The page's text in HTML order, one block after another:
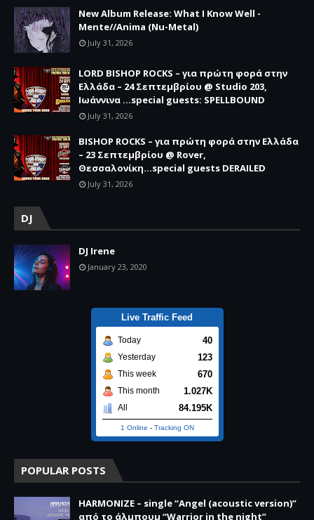
New Album Release: What I Know Well -
Mente//Anima (Nu-Metal)
July 31, 2026
LORD BISHOP ROCKS – για πρώτη φορά στην
Ελλάδα – 24 Σεπτεμβρίου @ Studio 203,
Ιωάννινα …special guests: SPELLBOUND
July 31, 2026
BISHOP ROCKS – για πρώτη φορά στην Ελλάδα
– 23 Σεπτεμβρίου @ Rover,
Θεσσαλονίκη...special guests DERAILED
July 31, 2026
DJ
DJ Irene
January 23, 2020
Live Traffic Feed
Today 40
Yesterday 123
This week 670
This month 1.027K
All 84.195K
1 Online - Tracking ON
POPULAR POSTS
HARMONIZE – single “Angel (acoustic version)”
από το άλμπουμ “Warrior in the night”